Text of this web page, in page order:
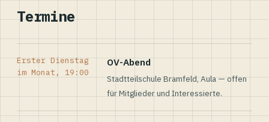
Termine
Erster Dienstag
im Monat, 19:00
OV-Abend
Stadtteilschule Bramfeld, Aula — offen
für Mitglieder und Interessierte.